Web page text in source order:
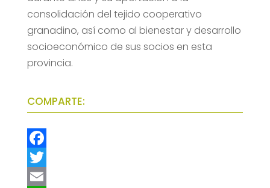
consolidación del tejido cooperativo
granadino, así como al bienestar y desarrollo
socioeconómico de sus socios en esta
provincia.
COMPARTE:
F
a
T